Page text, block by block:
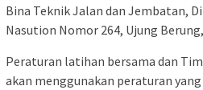
Bina Teknik Jalan dan Jembatan,
Nasution Nomor 264, Ujung
Peraturan latihan bersama dan
akan menggunakan peraturan